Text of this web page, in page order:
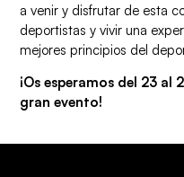
a venir y disfrutar de esta
deportistas y vivir una
mejores principios del
¡Os esperamos del 23
gran evento!